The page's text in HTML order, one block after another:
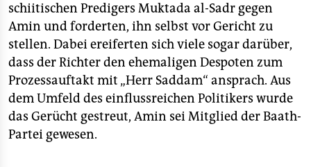
schiitischen Predigers Muktada al-Sadr gegen
Amin und forderten, ihn selbst vor Gericht zu
stellen. Dabei ereiferten sich viele sogar darüber,
dass der Richter den ehemaligen Despoten zum
Prozessauftakt mit „Herr Saddam“ ansprach. Aus
dem Umfeld des einflussreichen Politikers wurde
das Gerücht gestreut, Amin sei Mitglied der Baath-
Partei gewesen.